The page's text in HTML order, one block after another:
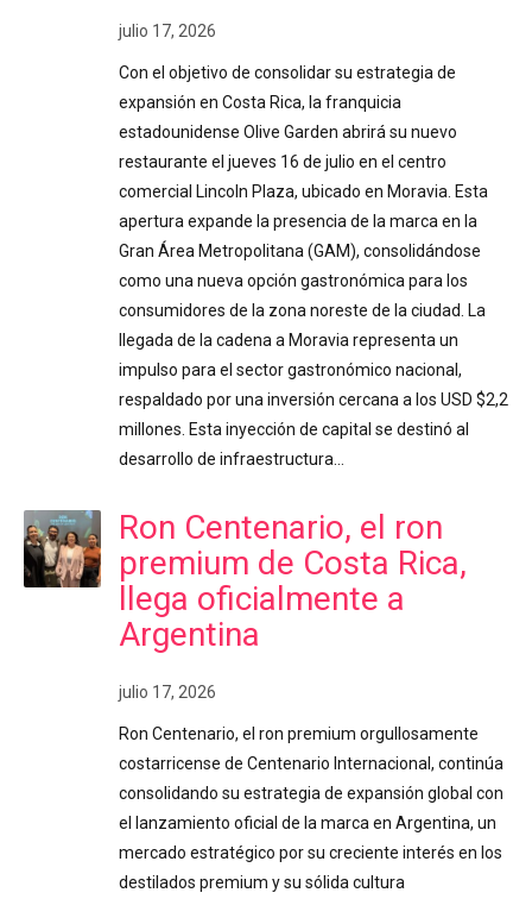
julio 17, 2026
Con el objetivo de consolidar su estrategia de
expansión en Costa Rica, la franquicia
estadounidense Olive Garden abrirá su nuevo
restaurante el jueves 16 de julio en el centro
comercial Lincoln Plaza, ubicado en Moravia. Esta
apertura expande la presencia de la marca en la
Gran Área Metropolitana (GAM), consolidándose
como una nueva opción gastronómica para los
consumidores de la zona noreste de la ciudad. La
llegada de la cadena a Moravia representa un
impulso para el sector gastronómico nacional,
respaldado por una inversión cercana a los USD $2,2
millones. Esta inyección de capital se destinó al
desarrollo de infraestructura…
Ron Centenario, el ron
premium de Costa Rica,
llega oficialmente a
Argentina
julio 17, 2026
Ron Centenario, el ron premium orgullosamente
costarricense de Centenario Internacional, continúa
consolidando su estrategia de expansión global con
el lanzamiento oficial de la marca en Argentina, un
mercado estratégico por su creciente interés en los
destilados premium y su sólida cultura